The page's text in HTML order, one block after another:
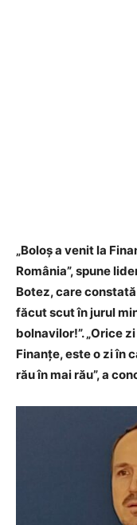
„Boloș a venit la
România”, spune
Botez, care
făcut scut în jurul
bolnavilor!”. „Orice
Finanțe, este o zi în
rău în mai rău”, a